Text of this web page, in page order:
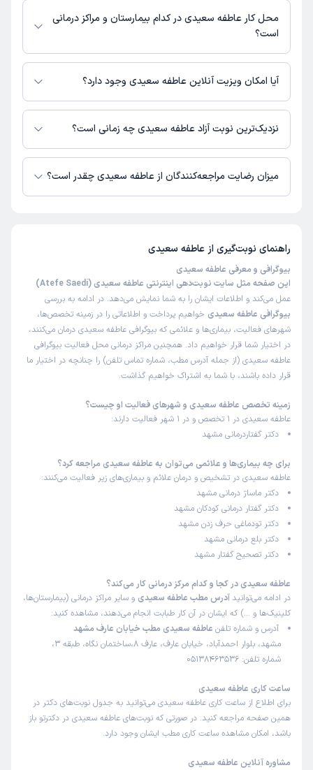
علت مراجعه:
کاربر دکترتو
زمان انتظار:0-15 دقیقه
بسیار صبور با اخلاق و ارتباط خوبی داشتن.
علت مراجعه: درمان اختلالات تلفظی مانند لکنت زبان
محل کار عاطفه سعیدی در کدام بیمارستان و مراکز درمانی
است؟
اطلاعاتی درباره محل فعالیت عاطفه سعیدی در مراکز درمانی در دسترس نیست.
آیا امکان ویزیت آنلاین عاطفه سعیدی وجود دارد؟
در حال حاضر عاطفه سعیدی مشاوره پزشکی تلفنی فعال دارند.
نزدیک‌ترین نوبت آزاد عاطفه سعیدی چه زمانی است؟
عاطفه سعیدی از روز سه‌شنبه 20 مرداد 1405 بیمار جدید می‌پذیرند.
میزان رضایت مراجعه‌کنندگان از عاطفه سعیدی چقدر است؟
راهنمای نوبت‌گیری از عاطفه سعیدی
بیوگرافی و معرفی عاطفه سعیدی
این صفحه مثل سایت نوبت‌دهی اینترنتی عاطفه سعیدی (Atefe Saedi)
عمل می‌کند و اطلاعات ایشان را به شما نمایش می‌دهد. در ادامه به بررسی
بیوگرافی عاطفه سعیدی خواهیم پرداخت و اطلاعاتی را در زمینه تخصص‌ها،
شهرهای فعالیت، بیماری‌ها و علائمی که بیوگرافی عاطفه سعیدی درمان می‌کنند،
در اختیار شما قرار خواهیم داد. همچنین مراکز درمانی محل فعالیت بیوگرافی
عاطفه سعیدی (از جمله آدرس مطب، شماره تماس تلفن) را چنانچه در اختیار ما
قرار داده باشند، با شما به اشتراک خواهیم گذاشت.
زمینه تخصص عاطفه سعیدی و شهرهای فعالیت او چیست؟
عاطفه سعیدی در 1 تخصص و در 1 شهر فعالیت دارند:
دکتر گفتاردرمانی مشهد
برای چه بیماری‌ها و علائمی می‌توان به عاطفه سعیدی مراجعه کرد؟
عاطفه سعیدی در تشخیص و درمان علائم و بیماری‌های زیر فعالیت می‌کنند:
دکتر ماساژ درمانی مشهد
دکتر گفتار درمانی کودکان مشهد
دکتر تودماغی حرف زدن مشهد
دکتر بلع درمانی مشهد
دکتر تصحیح گفتار مشهد
عاطفه سعیدی در کجا و کدام مرکز درمانی کار می‌کند؟
در ادامه می‌توانید آدرس مطب عاطفه سعیدی و سایر مراکز درمانی (بیمارستان‌ها،
کلینیک‌ها و …) که ایشان در آن کار طبابت انجام می‌دهند، مشاهده کنید:
آدرس و شماره تلفن عاطفه سعیدی مطب خیابان عارف مشهد
مشهد، بلوار احمدآباد، خیابان عارف، عارف 8،ساختمان نگاه، طبقه 3،
شماره تلفن: 05138463536
ساعت کاری عاطفه سعیدی
برای اطلاع از ساعت کاری عاطفه سعیدی می‌توانید به جدول نوبت‌های دکتر در
همین صفحه مراجعه کنید. در صورتی که نوبت‌های عاطفه سعیدی در دکترتو باز
باشد، امکان مشاهده ساعت کاری مطب ایشان وجود دارد.
مشاوره آنلاین عاطفه سعیدی